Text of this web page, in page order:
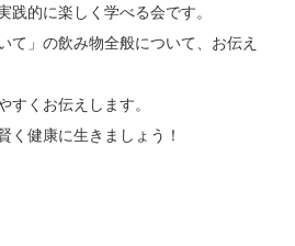
的に楽しく学べる会です。
て」の飲み物全般について、お伝え
すくお伝えします。
く健康に生きましょう！